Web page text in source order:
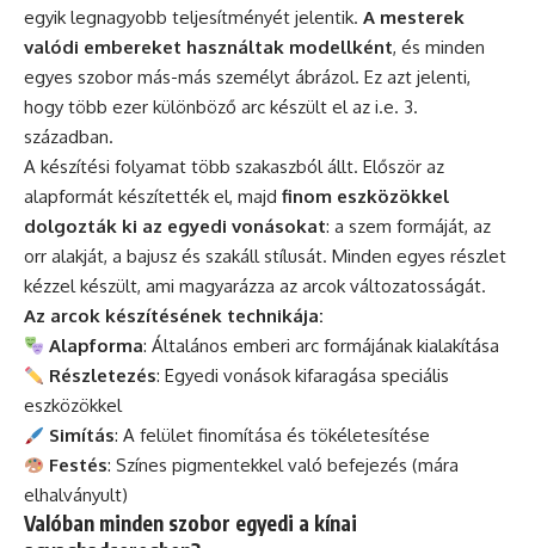
egyik legnagyobb teljesítményét jelentik. A mesterek
valódi embereket használtak modellként, és minden
egyes szobor más-más személyt ábrázol. Ez azt jelenti,
hogy több ezer különböző arc készült el az i.e. 3.
században.
A készítési folyamat több szakaszból állt. Először az
alapformát készítették el, majd finom eszközökkel
dolgozták ki az egyedi vonásokat: a szem formáját, az
orr alakját, a bajusz és szakáll stílusát. Minden egyes részlet
kézzel készült, ami magyarázza az arcok változatosságát.
Az arcok készítésének technikája:
Alapforma: Általános emberi arc formájának kialakítása
Részletezés: Egyedi vonások kifaragása speciális
eszközökkel
Simítás: A felület finomítása és tökéletesítése
Festés: Színes pigmentekkel való befejezés (mára
elhalványult)
Valóban minden szobor egyedi a kínai